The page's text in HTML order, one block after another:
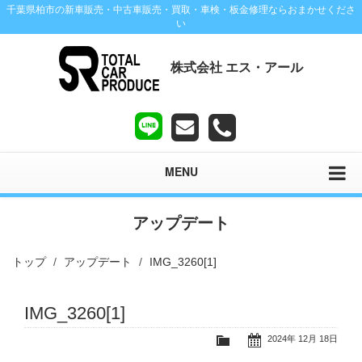
千葉県柏市の新車販売・中古車販売・買取・車検・板金修理ならおまかせくださ
い
株式会社 エス・アール
MENU
アップデート
トップ アップデート IMG_3260[1]
IMG_3260[1]
2024年 12月 18日